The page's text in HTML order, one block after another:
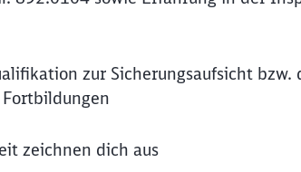
zur Sicherungsaufsicht bzw.
zeichnen dich aus